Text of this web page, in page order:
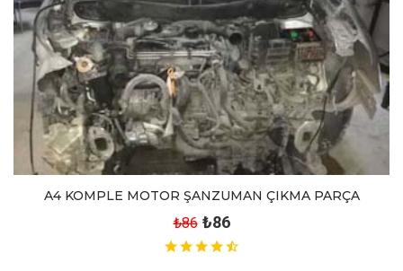
A4 KOMPLE MOTOR ŞANZUMAN ÇIKMA PARÇA
₺86 ₺86